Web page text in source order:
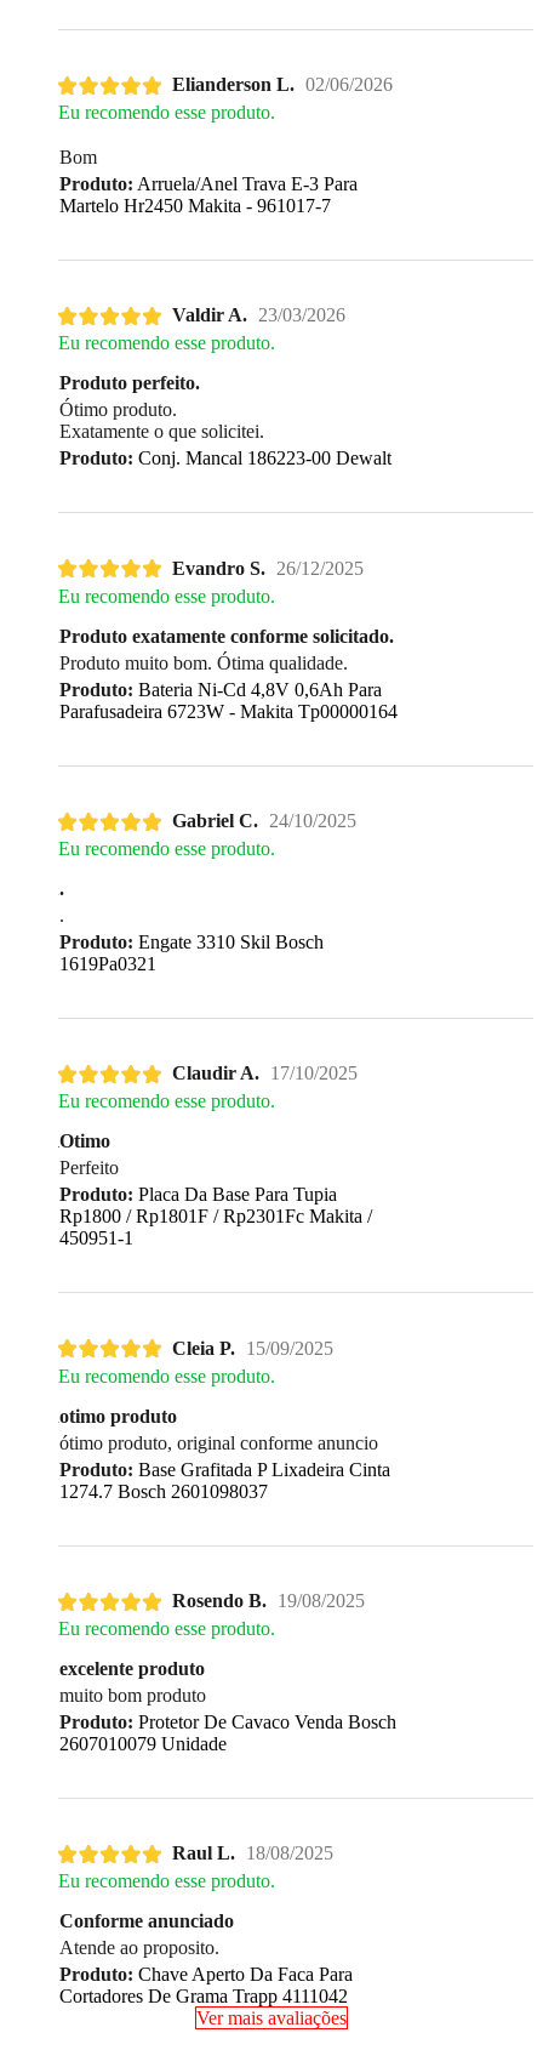
Elianderson L. 02/06/2026
Eu recomendo esse produto.
Bom
Produto: Arruela/Anel Trava E-3 Para
Martelo Hr2450 Makita - 961017-7
Valdir A. 23/03/2026
Eu recomendo esse produto.
Produto perfeito.
Ótimo produto.
Exatamente o que solicitei.
Produto: Conj. Mancal 186223-00 Dewalt
Evandro S. 26/12/2025
Eu recomendo esse produto.
Produto exatamente conforme solicitado.
Produto muito bom. Ótima qualidade.
Produto: Bateria Ni-Cd 4,8V 0,6Ah Para
Parafusadeira 6723W - Makita Tp00000164
Gabriel C. 24/10/2025
Eu recomendo esse produto.
.
.
Produto: Engate 3310 Skil Bosch
1619Pa0321
Claudir A. 17/10/2025
Eu recomendo esse produto.
Otimo
Perfeito
Produto: Placa Da Base Para Tupia
Rp1800 / Rp1801F / Rp2301Fc Makita /
450951-1
Cleia P. 15/09/2025
Eu recomendo esse produto.
otimo produto
ótimo produto, original conforme anuncio
Produto: Base Grafitada P Lixadeira Cinta
1274.7 Bosch 2601098037
Rosendo B. 19/08/2025
Eu recomendo esse produto.
excelente produto
muito bom produto
Produto: Protetor De Cavaco Venda Bosch
2607010079 Unidade
Raul L. 18/08/2025
Eu recomendo esse produto.
Conforme anunciado
Atende ao proposito.
Produto: Chave Aperto Da Faca Para
Cortadores De Grama Trapp 4111042
Ver mais avaliações